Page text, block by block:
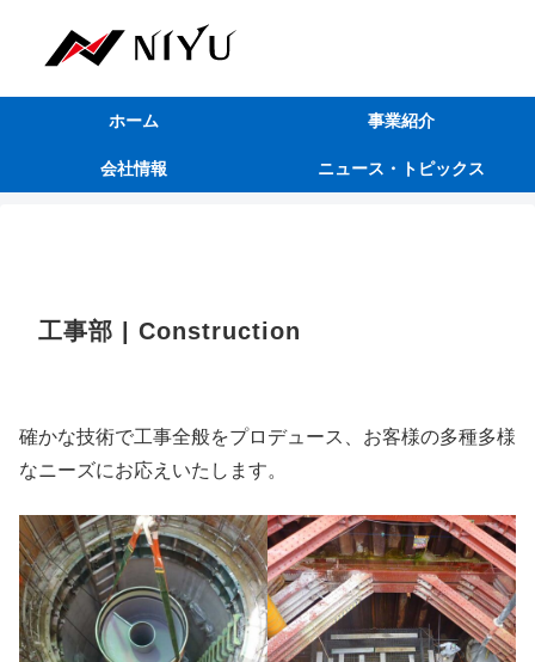
ホーム 事業紹介
会社情報 ニュース・トピックス
工事部 | Construction
確かな技術で工事全般をプロデュース、お客様の多種多様
なニーズにお応えいたします。